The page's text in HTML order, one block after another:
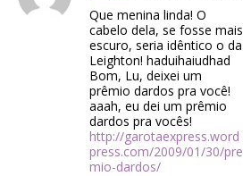
Que menina linda! O
cabelo dela, se fosse mais
escuro, seria idêntico o da
Leighton! haduihaiudhad
Bom, Lu, deixei um
prêmio dardos pra você!
aaah, eu dei um prêmio
dardos pra vocês!
http://garotaexpress.word
press.com/2009/01/30/pre
mio-dardos/